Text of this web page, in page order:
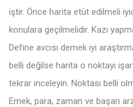
iştir. Önce harita etüt edilmeli
konulara geçilmelidir. Kazı
Define avcısı demek iyi
belli değilse harita o noktayı
tekrar inceleyin. Noktası belli
Emek, para, zaman ve başarı